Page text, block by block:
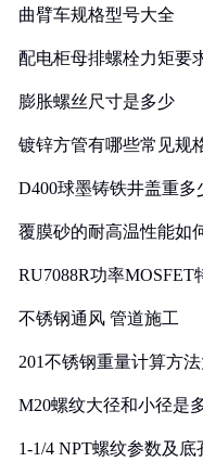
曲臂车规格型号大全
配电柜母排螺栓力矩要
膨胀螺丝尺寸是多少
镀锌方管有哪些常见规
D400球墨铸铁井盖重多
覆膜砂的耐高温性能如
RU7088R功率
不锈钢通风 管道施工
201不锈钢重量计算方
M20螺纹大径和小径是
1-1/4 NPT螺纹参数及